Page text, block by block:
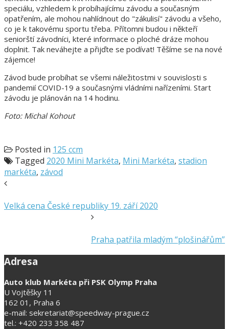
speciálu, vzhledem k probíhajícímu závodu a současným
opatřením, ale mohou nahlídnout do "zákulisí" závodu a všeho,
co je k takovému sportu třeba. Přítomni budou i někteří
seniorští závodníci, které informace o ploché dráze mohou
doplnit. Tak neváhejte a přijďte se podívat! Těšíme se na nové
zájemce!
Závod bude probíhat se všemi náležitostmi v souvislosti s
pandemií COVID-19 a současnými vládními nařízeními. Start
závodu je plánován na 14 hodinu.
Foto: Michal Kohout
Posted in 125 ccm
Tagged 2020 Mini Markéta, Mini Markéta, stadion
markéta, závod
Velká cena České republiky 19. září 2020
Praha patřila mladým “plošinářům”
Adresa
Auto klub Markéta při PSK Olymp Praha
U Vojtěšky 11
162 01, Praha 6
e-mail: sekretariat@speedway-prague.cz
tel.: +420 233 358 487